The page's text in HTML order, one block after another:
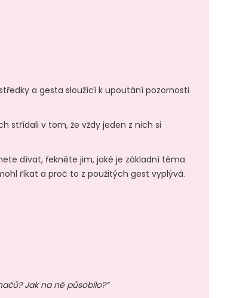
a gesta sloužící k upoutání pozornosti
střídali v tom, že vždy jeden z nich si
dívat, řekněte jim, jaké je základní téma
říkat a proč to z použitých gest vyplývá.
Jak na ně působilo?“